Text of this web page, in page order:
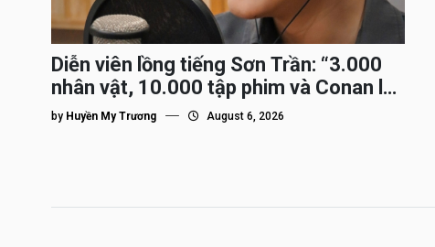
Diễn viên lồng tiếng Sơn Trần: “3.000
nhân vật, 10.000 tập phim và Conan là
nhân vật gắn bó lâu nhất”
by Huyền My Trương August 6, 2026